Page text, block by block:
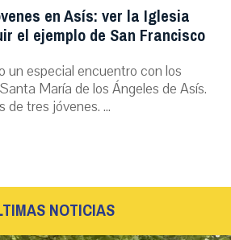
en Asís: ver la Iglesia
el ejemplo de San Francisco
un especial encuentro con los
María de los Ángeles de Asís.
de tres jóvenes. ...
NOTICIAS